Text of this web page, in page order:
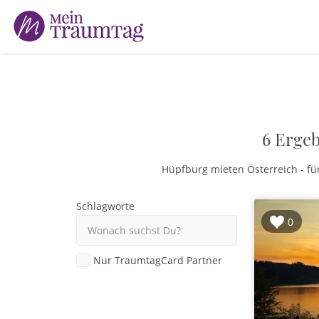
Suchen
nach:
6
Hüpfburg mieten Österreich -
Schlagworte
Nur TraumtagCard Partner
0